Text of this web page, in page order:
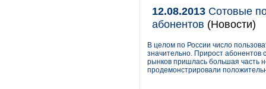
12.08.2013 Сотовые
абонентов (Новости)
В целом по России число
значительно. Прирост
рынков пришлась большая часть
продемонстрировали